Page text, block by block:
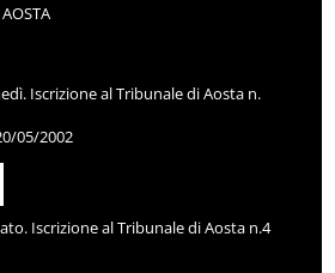
Iscrizione al Tribunale di Aosta n.
05/2002
Iscrizione al Tribunale di Aosta n.4